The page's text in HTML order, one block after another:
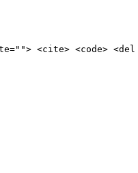
<cite> <code> <del